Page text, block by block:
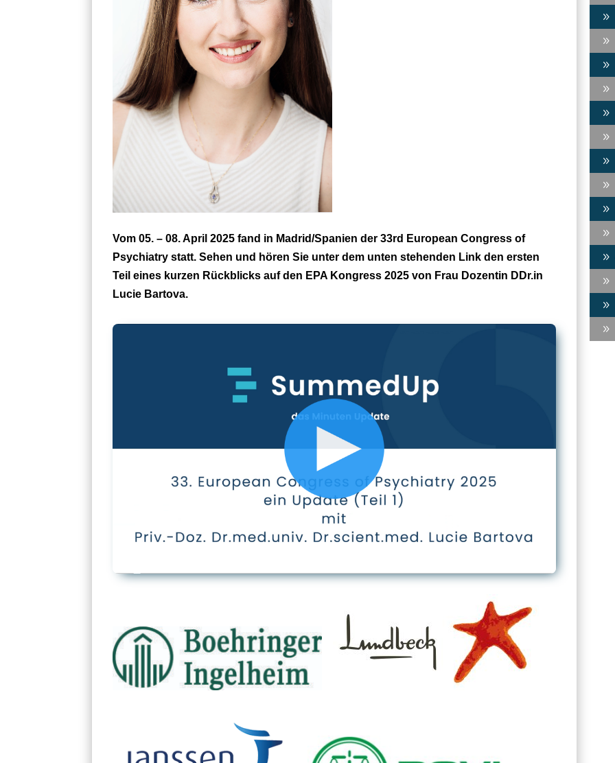
Vom 05. – 08. April 2025 fand in Madrid/Spanien der 33rd European Congress of
Psychiatry statt. Sehen und hören Sie unter dem unten stehenden Link den ersten
Teil eines kurzen Rückblicks auf den EPA Kongress 2025 von Frau Dozentin DDr.in
Lucie Bartova.
9
9
9
9
9
9
9
9
9
9
9
9
9
9